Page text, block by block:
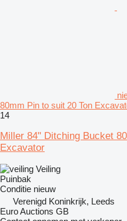
80mm Pin to suit 20 Ton
14
Miller 84" Ditching Bucket
Excavator
Veiling
Puinbak
Conditie nieuw
Verenigd Koninkrijk, Leeds
Euro Auctions GB